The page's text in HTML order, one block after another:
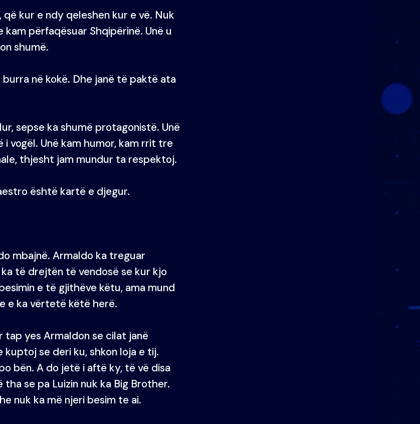
kur e ndy qeleshen kur e vë. Nuk
përfaqësuar Shqipërinë. Unë u
shumë.
në kokë. Dhe janë të paktë ata
sepse ka shumë protagonistë. Unë
vogël. Unë kam humor, kam rrit tre
thjesht jam mundur ta respektoj.
është kartë e djegur.
mbajnë. Armaldo ka treguar
të drejtën të vendosë se kur kjo
e të gjithëve këtu, ama mund
e ka vërtetë këtë herë.
tap yes Armaldon se cilat janë
se deri ku, shkon loja e tij.
bën. A do jetë i aftë ky, të vë disa
se pa Luizin nuk ka Big Brother.
nuk ka më njeri besim te ai.